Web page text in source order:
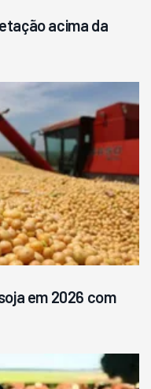
acima da
em 2026 com